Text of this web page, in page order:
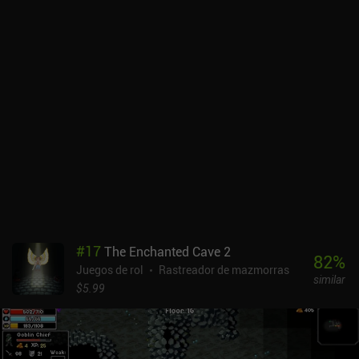
vistazo si te gustan los juegos de cartas y los dungeon crawlers.
#17The Enchanted Cave 2
Juegos de rol
Rastreador de mazmorras
$5.99
82%
similar